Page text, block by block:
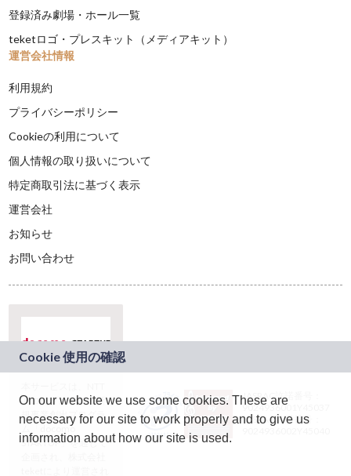
登録済み劇場・ホール一覧
teketロゴ・プレスキット（メディアキット）
運営会社情報
利用規約
プライバシーポリシー
Cookieの利用について
個人情報の取り扱いについて
特定商取引法に基づく表示
運営会社
お知らせ
お問い合わせ
ドコモグループの新
規事業創出プログラ
ム「docomo
STARTUP」を通じて
JASRAC許諾番号：
9024936001Y45037
JASRAC許諾番号：
On our website we use some cookies. These are
necessary for our site to work properly and to give us
information about how our site is used.